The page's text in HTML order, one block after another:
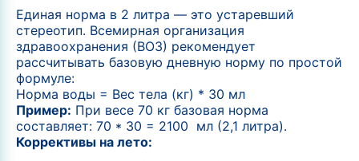
Единая норма в 2 литра — это устаревший
стереотип. Всемирная организация
здравоохранения (ВОЗ) рекомендует
рассчитывать базовую дневную норму по простой
формуле:
Норма воды = Вес тела (кг) * 30 мл
Пример: При весе 70 кг базовая норма
составляет: 70 * 30 = 2100 мл (2,1 литра).
Коррективы на лето: